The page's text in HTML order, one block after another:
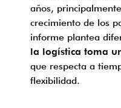
años,
crecimiento de los
informe plantea
la logística toma
que respecta a
flexibilidad.